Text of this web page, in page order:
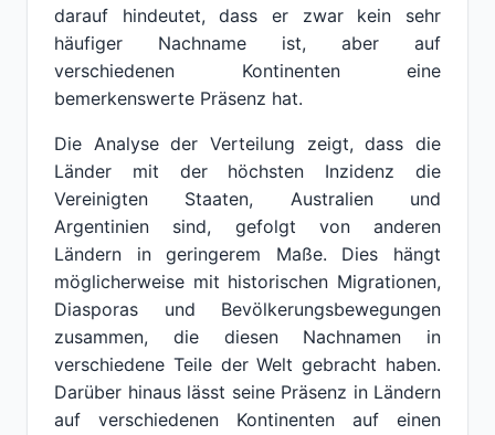
darauf hindeutet, dass er zwar kein sehr
häufiger Nachname ist, aber auf
verschiedenen Kontinenten eine
bemerkenswerte Präsenz hat.
Die Analyse der Verteilung zeigt, dass die
Länder mit der höchsten Inzidenz die
Vereinigten Staaten, Australien und
Argentinien sind, gefolgt von anderen
Ländern in geringerem Maße. Dies hängt
möglicherweise mit historischen Migrationen,
Diasporas und Bevölkerungsbewegungen
zusammen, die diesen Nachnamen in
verschiedene Teile der Welt gebracht haben.
Darüber hinaus lässt seine Präsenz in Ländern
auf verschiedenen Kontinenten auf einen